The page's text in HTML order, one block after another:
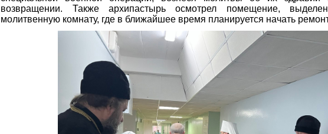
возвращении. Также архипастырь осмотрел помещение,
молитвенную комнату, где в ближайшее время планируется начать